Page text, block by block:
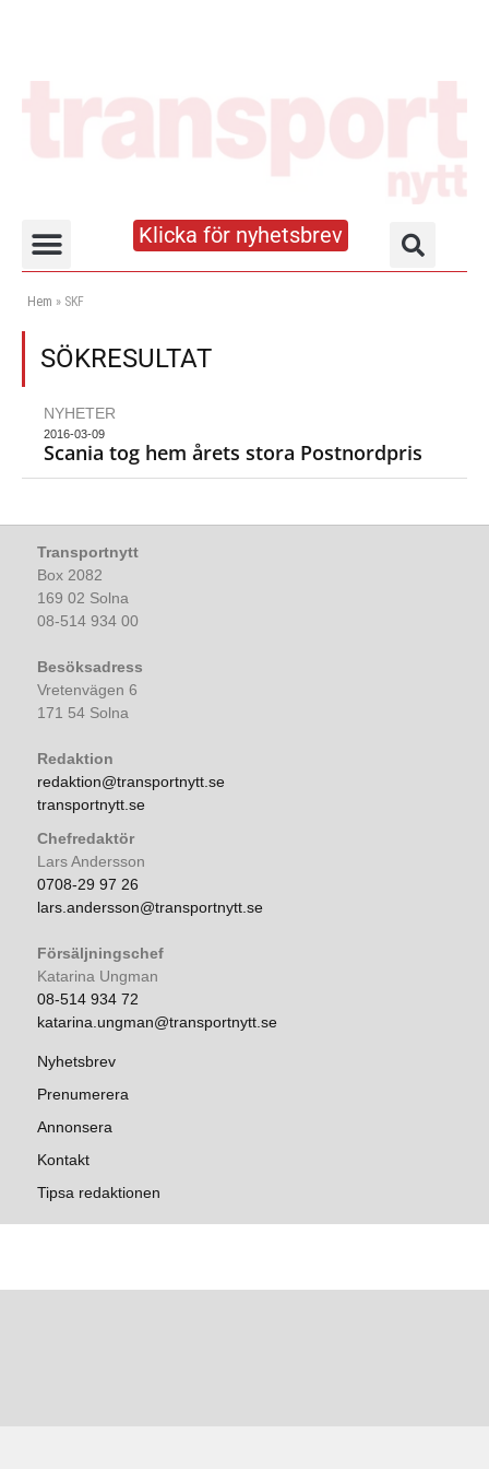
Klicka för nyhetsbrev
Hem » SKF
SÖKRESULTAT
NYHETER
2016-03-09
Scania tog hem årets stora Postnordpris
Transportnytt
Box 2082
169 02 Solna
08-514 934 00
Besöksadress
Vretenvägen 6
171 54 Solna
Redaktion
redaktion@transportnytt.se
transportnytt.se
Chefredaktör
Lars Andersson
0708-29 97 26
lars.andersson@transportnytt.se
Försäljningschef
Katarina Ungman
08-514 934 72
katarina.ungman@transportnytt.se
Nyhetsbrev
Prenumerera
Annonsera
Kontakt
Tipsa redaktionen